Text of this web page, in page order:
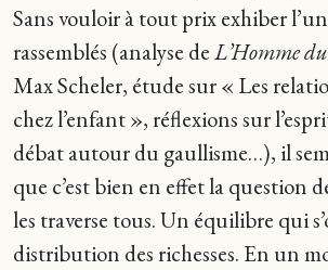
Sans vouloir à tout prix exhiber
rassemblés (analyse deL’Homme
Max Scheler, étude sur « Les
chez l’enfant », réflexions sur
débat autour du gaullisme…), il
que c’est bien en effet la question
les traverse tous. Un équilibre qui
distribution des richesses. En un